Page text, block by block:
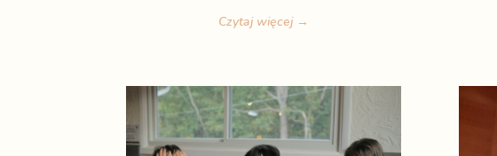
Czytaj więcej →